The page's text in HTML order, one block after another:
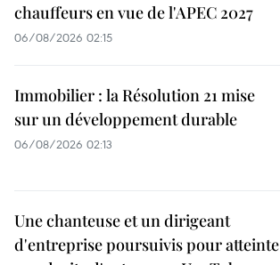
chauffeurs en vue de l'APEC 2027
06/08/2026 02:15
Immobilier : la Résolution 21 mise
sur un développement durable
06/08/2026 02:13
Une chanteuse et un dirigeant
d'entreprise poursuivis pour atteinte